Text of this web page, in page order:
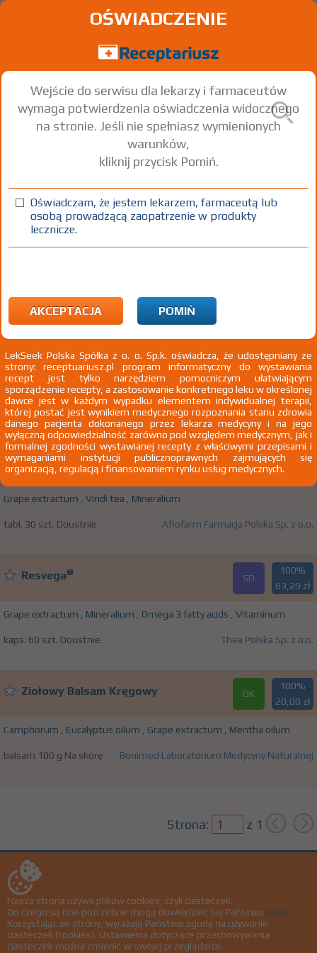
Znaleziono wyników:
100%
24,80 zł
Extractum quadrupedibus, Grape extractum,Mineralium,Vitaminum
tabl. 40 szt. Doustnie BigGarden Sp. z o.o.
Renovastin SD
100%
32,57 zł
Grape extractum , Viridi tea , Mineralium
tabl. 30 szt. Doustnie Aflofarm Farmacja Polska Sp. z o.o.
Resvega® SD
100%
63,29 zł
Grape extractum , Mineralium , Omega 3 fatty acids , Vitaminum
kaps. 60 szt. Doustnie Thea Polska Sp. z o.o.
Ziołowy Balsam Kręgowy DK
100%
20,00 zł
Camphorum , Eucalyptus oilum , Grape extractum , Mentha oilum
balsam 100 g Na skórę Bonimed Laboratorium Medycyny Naturalnej
Strona: z 1
+22 350 00 06
LekSeek ® Polska © 2026
Polityka prywatności
Regulamin
Nasza strona używa plików cookies, czyli ciasteczek.
Do czego są one potrzebne mogą dowiedzieć się Państwo tutaj
Korzystając ze strony, wyrażają Państwo zgodę na używanie
ciasteczek (cookies). Ustawienia dotyczące przechowywania
ciasteczek można zmienić w swojej przeglądarce.
OŚWIADCZENIE
Wejście do serwisu dla lekarzy i farmaceutów
wymaga potwierdzenia oświadczenia widocznego
na stronie. Jeśli nie spełniasz wymienionych
warunków,
kliknij przycisk Pomiń.
Oświadczam, że jestem lekarzem, farmaceutą lub
osobą prowadzącą zaopatrzenie w produkty
lecznicze.
AKCEPTACJA POMIŃ
LekSeek Polska Spółka z o. o. Sp.k. oświadcza, że udostępniany ze
strony: receptuariusz.pl program informatyczny do wystawiania
recept jest tylko narzędziem pomocniczym ułatwiającym
sporządzenie recepty, a zastosowanie konkretnego leku w określonej
dawce jest w każdym wypadku elementem indywidualnej terapii,
której postać jest wynikiem medycznego rozpoznania stanu zdrowia
danego pacjenta dokonanego przez lekarza medycyny i na jego
wyłączną odpowiedzialność zarówno pod względem medycznym, jak i
formalnej zgodności wystawianej recepty z właściwymi przepisami i
wymaganiami instytucji publicznoprawnych zajmujących się
organizacją, regulacją i finansowaniem rynku usług medycznych.